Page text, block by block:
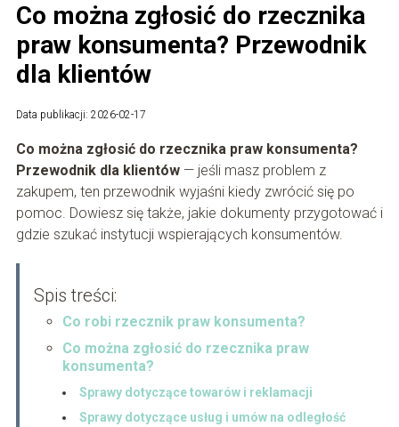
Co można zgłosić do rzecznika
praw konsumenta? Przewodnik
dla klientów
Data publikacji: 2026-02-17
Co można zgłosić do rzecznika praw konsumenta?
Przewodnik dla klientów— jeśli masz problem z
zakupem, ten przewodnik wyjaśni kiedy zwrócić się po
pomoc. Dowiesz się także, jakie dokumenty przygotować i
gdzie szukać instytucji wspierających konsumentów.
Spis treści:
Co robi rzecznik praw konsumenta?
Co można zgłosić do rzecznika praw
konsumenta?
Sprawy dotyczące towarów i reklamacji
Sprawy dotyczące usług i umów na odległość